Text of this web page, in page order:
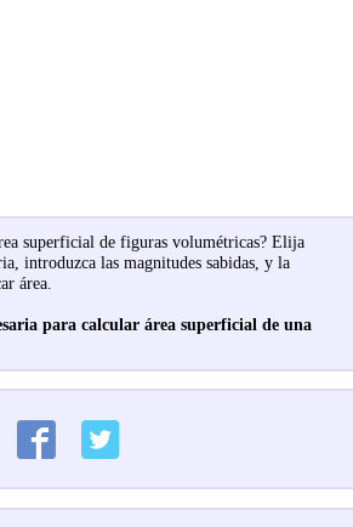
superficial de figuras volumétricas? Elija
introduzca las magnitudes sabidas, y la
área.
para calcular área superficial de una